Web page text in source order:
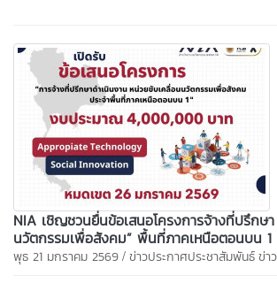
NIA เชิญชวนยื่นข้อเสนอโครงการจ้างที่ปรึกษ
นวัตกรรมเพื่อสังคม” พื้นที่ภาคเหนือตอนบน 1
พุธ 21 มกราคม 2569 / ข่าวประกาศประชาสัมพันธ์ข่า